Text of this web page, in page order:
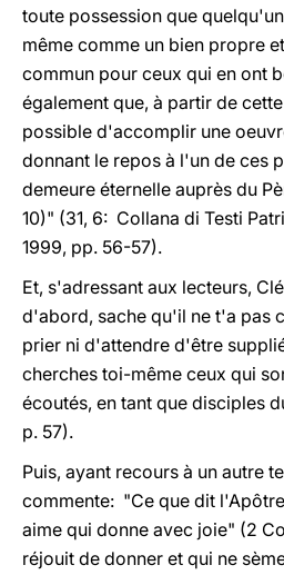
toute possession que
même comme un bien propre
commun pour ceux qui en ont
également que, à partir de
possible d'accomplir une
donnant le repos à l'un de ces
demeure éternelle auprès du
10)" (31, 6: Collana di Testi
1999, pp. 56-57).
Et, s'adressant aux lecteurs,
d'abord, sache qu'il ne t'a pas
prier ni d'attendre d'être
cherches toi-même ceux qui
écoutés, en tant que disciples
p. 57).
Puis, ayant recours à un autre
commente: "Ce que dit
aime qui donne avec joie" (2
réjouit de donner et qui ne